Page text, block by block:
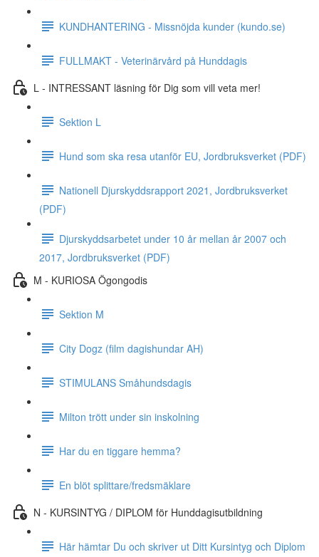
KUNDHANTERING - Missnöjda kunder (kundo.se)
FULLMAKT - Veterinärvård på Hunddagis
L - INTRESSANT läsning för Dig som vill veta mer!
Sektion L
Hund som ska resa utanför EU, Jordbruksverket (PDF)
Nationell Djurskyddsrapport 2021, Jordbruksverket
(PDF)
Djurskyddsarbetet under 10 år mellan år 2007 och
2017, Jordbruksverket (PDF)
M - KURIOSA Ögongodis
Sektion M
City Dogz (film dagishundar AH)
STIMULANS Småhundsdagis
Milton trött under sin inskolning
Har du en tiggare hemma?
En blöt splittare/fredsmäklare
N - KURSINTYG / DIPLOM för Hunddagisutbildning
Här hämtar Du och skriver ut Ditt Kursintyg och Diplom